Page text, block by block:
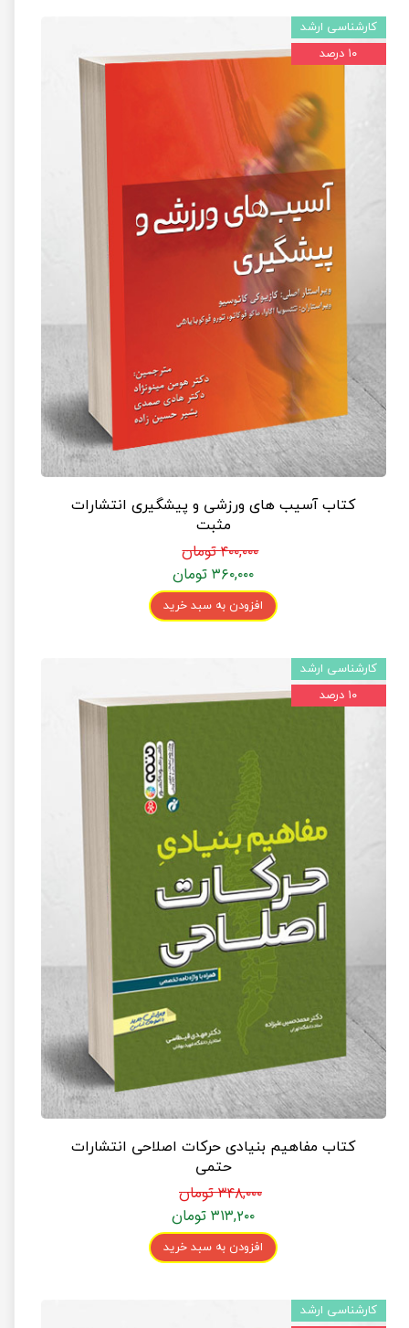
کتاب آسیب های ورزشی و پیشگیری انتشارات
مثبت
۴۰۰,۰۰۰ تومان
۳۶۰,۰۰۰ تومان
افزودن به سبد خرید
کارشناسی ارشد
۱۰ درصد
کتاب مفاهیم بنیادی حرکات اصلاحی انتشارات
حتمی
۳۴۸,۰۰۰ تومان
۳۱۳,۲۰۰ تومان
افزودن به سبد خرید
کارشناسی ارشد
۱۰ درصد
کارشناسی ارشد